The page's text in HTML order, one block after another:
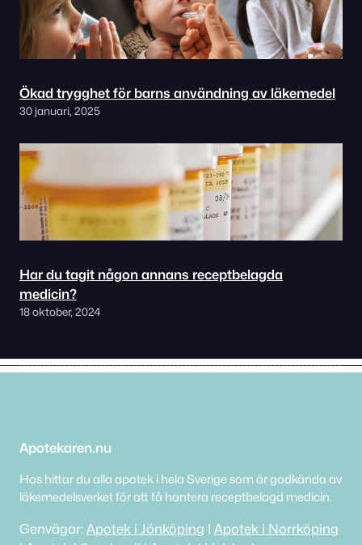
Ökad trygghet för barns användning av läkemedel
30 januari, 2025
Har du tagit någon annans receptbelagda
medicin?
18 oktober, 2024
Apotekaren.nu
Hos hittar du alla apotek i hela Sverige som är godkända av
läkemedelsverket för att få hantera receptbelagd medicin.
Genvägar: Apotek i Jönköping | Apotek i Norrköping